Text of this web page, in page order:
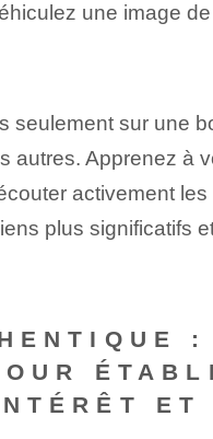
une image
seulement sur une
autres. Apprenez à
activement
plus significatifs
ET